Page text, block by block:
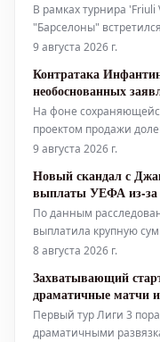
В рамках турнира
"Барселоны"
победы над "Ноттингем
что лишило их
против "
9 августа 2026 г.
Контратака
необоснованных
На фоне
проектом продажи
президент Джанни
утверждают, что не
потенциальных
9 августа 2026 г.
Новый скандал с
выплаты УЕФА из-за
По данным
выплатила крупную
Джанни Инфантино,
секретаря
Инфантино оказался в
8 августа 2026 г.
Захватывающий
драматичные матчи
Первый тур Лиги 3
драматичными